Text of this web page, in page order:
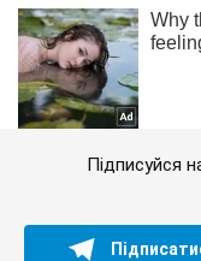
Підписуйся